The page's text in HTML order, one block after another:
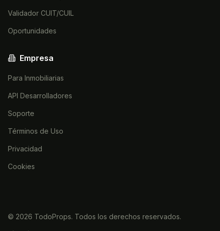
Validador CUIT/CUIL
Oportunidades
Empresa
Para Inmobiliarias
API Desarrolladores
Soporte
Términos de Uso
Privacidad
Cookies
© 2026 TodoProps. Todos los derechos reservados.